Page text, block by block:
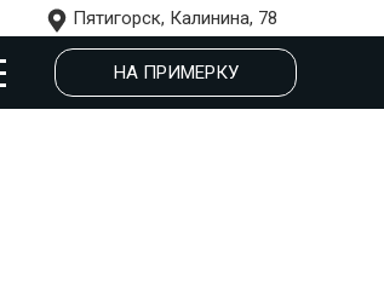
Пятигорск, Калинина, 78
НА ПРИМЕРКУ